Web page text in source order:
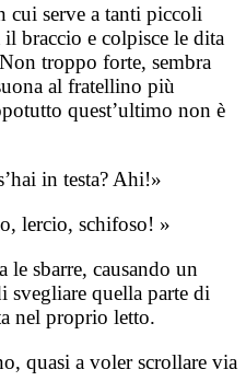
cui serve a tanti piccoli
braccio e colpisce le dita
troppo forte, sembra
al fratellino più
quest’ultimo non è
in testa? Ahi!»
lercio, schifoso! »
le sbarre, causando un
svegliare quella parte di
nel proprio letto.
quasi a voler scrollare via